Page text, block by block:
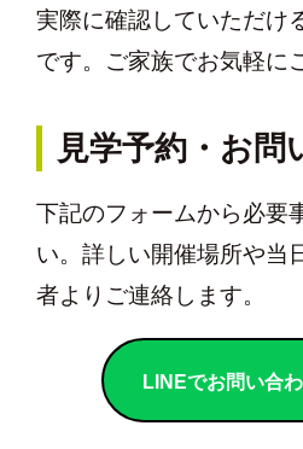
実際に確認していただけ
です。ご家族でお気軽に
見学予約・お問
下記のフォームから必要
い。詳しい開催場所や当
者よりご連絡します。
LINEでお問い合